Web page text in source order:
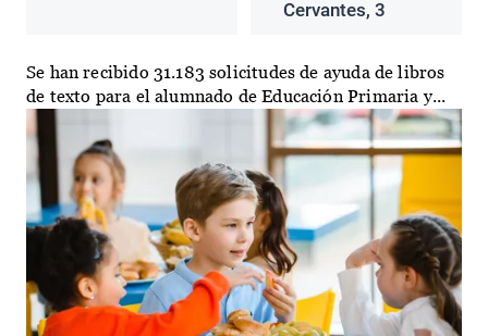
Cervantes, 3
Se han recibido 31.183 solicitudes de ayuda de libros
de texto para el alumnado de Educación Primaria y...